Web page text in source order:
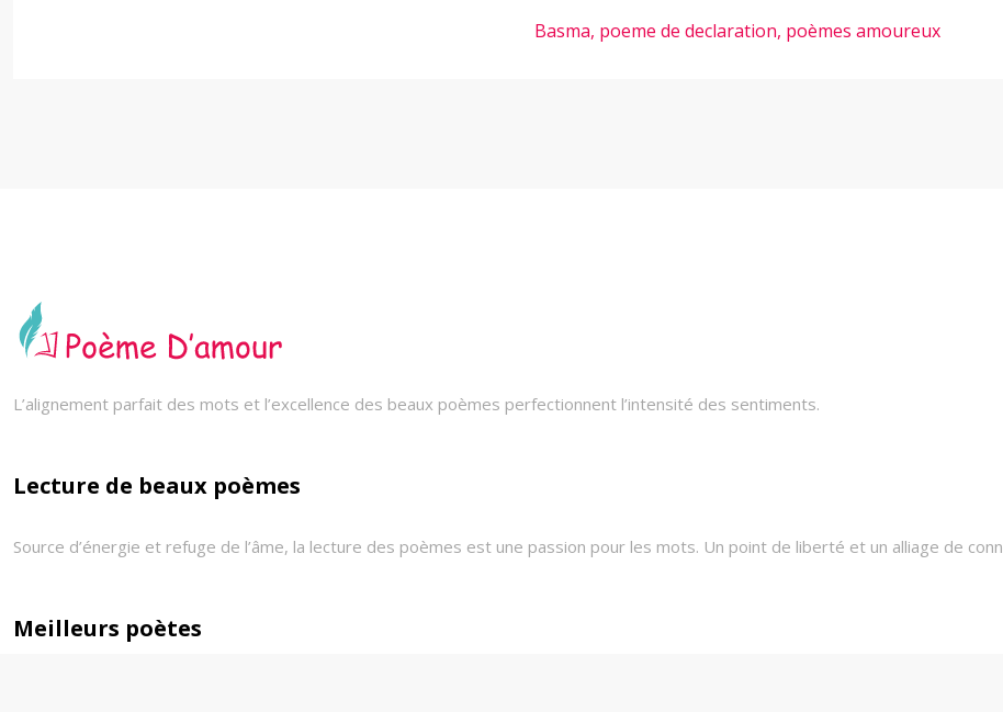
Basma, poeme de declaration, poèmes amoureux
L’alignement parfait des mots et l’excellence des beaux poèmes perfectionnent l’intensité des sentiments.
Lecture de beaux poèmes
Source d’énergie et refuge de l’âme, la lecture des poèmes est une passion pour les mots. Un point de liberté et un alliage de
Meilleurs poètes